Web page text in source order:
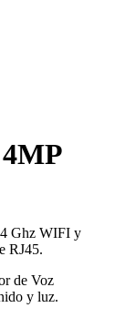
Ghz WIFI y
RJ45.
de Voz
y luz.